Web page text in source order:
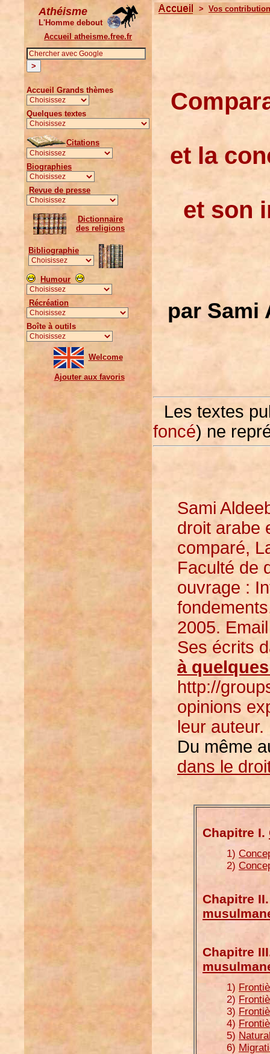
Athéisme
L'Homme debout
Accueil atheisme.free.fr
Accueil Grands thèmes
Quelques textes
Citations
Biographies
Revue de presse
Dictionnaire
des religions
Bibliographie
Humour
Récréation
Boîte à outils
Welcome
Ajouter aux favoris
> Vos
et la
et son
par Sami
Les textes
foncé) ne
Sami
droit arabe
comparé,
Faculté de
ouvrage :
2005.
Ses écrits
à
http://
opinions
leur auteur.
Du même
dans le
Chapitre I.
1)
2)
Chapitre
Chapitre
1)
2)
3)
4)
5)
6)